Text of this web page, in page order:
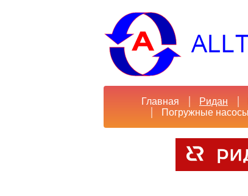
Главная Ридан
Погружные